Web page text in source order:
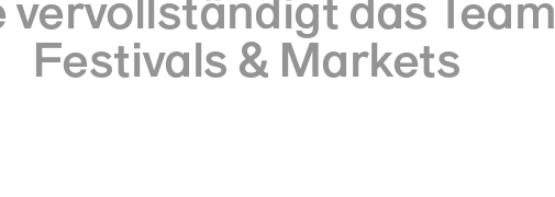
Festivals & Markets